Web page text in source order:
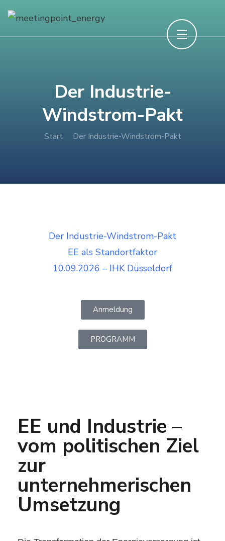
Der Industrie-
Windstrom-Pakt
Start Der Industrie-Windstrom-Pakt
Der Industrie-Windstrom-Pakt
EE als Standortfaktor
10.09.2026 – IHK Düsseldorf
Anmeldung
PROGRAMM
EE und Industrie –
vom politischen Ziel
zur
unternehmerischen
Umsetzung